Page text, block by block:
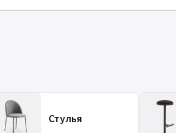
Стулья